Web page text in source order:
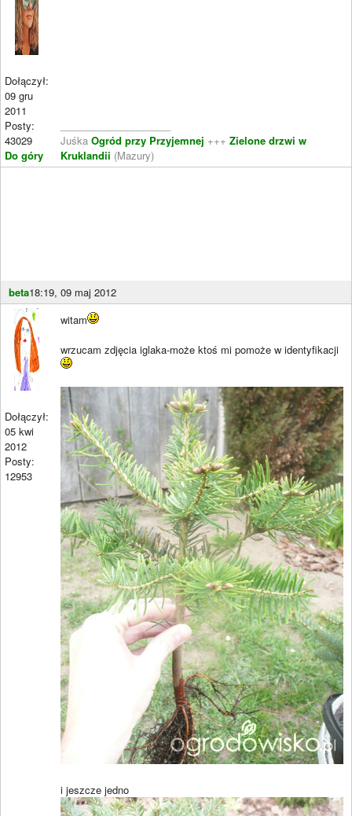
Dołączył:
09 gru
2011
Posty:
43029
Do góry
Juśka Ogród przy Przyjemnej +++ Zielone drzwi w
Kruklandii (Mazury)
beta18:19, 09 maj 2012
Dołączył:
05 kwi
2012
Posty:
12953
witam
wrzucam zdjęcia iglaka-może ktoś mi pomoże w identyfikacji
i jeszcze jedno